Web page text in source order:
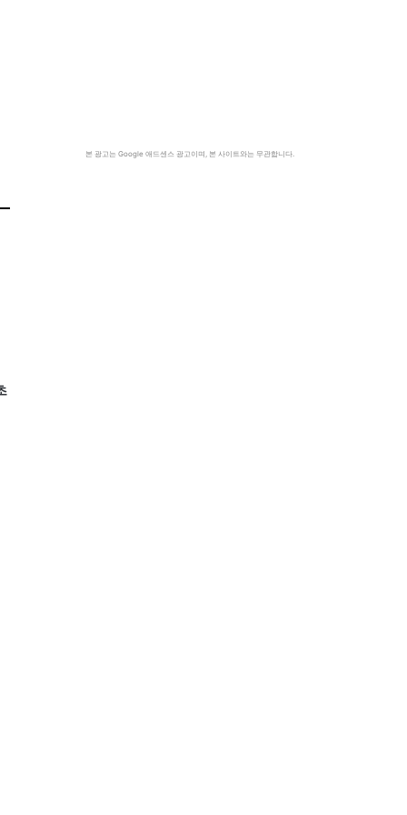
본 광고는 Google 애드센스 광고이며, 본 사이트와는 무관합니다.